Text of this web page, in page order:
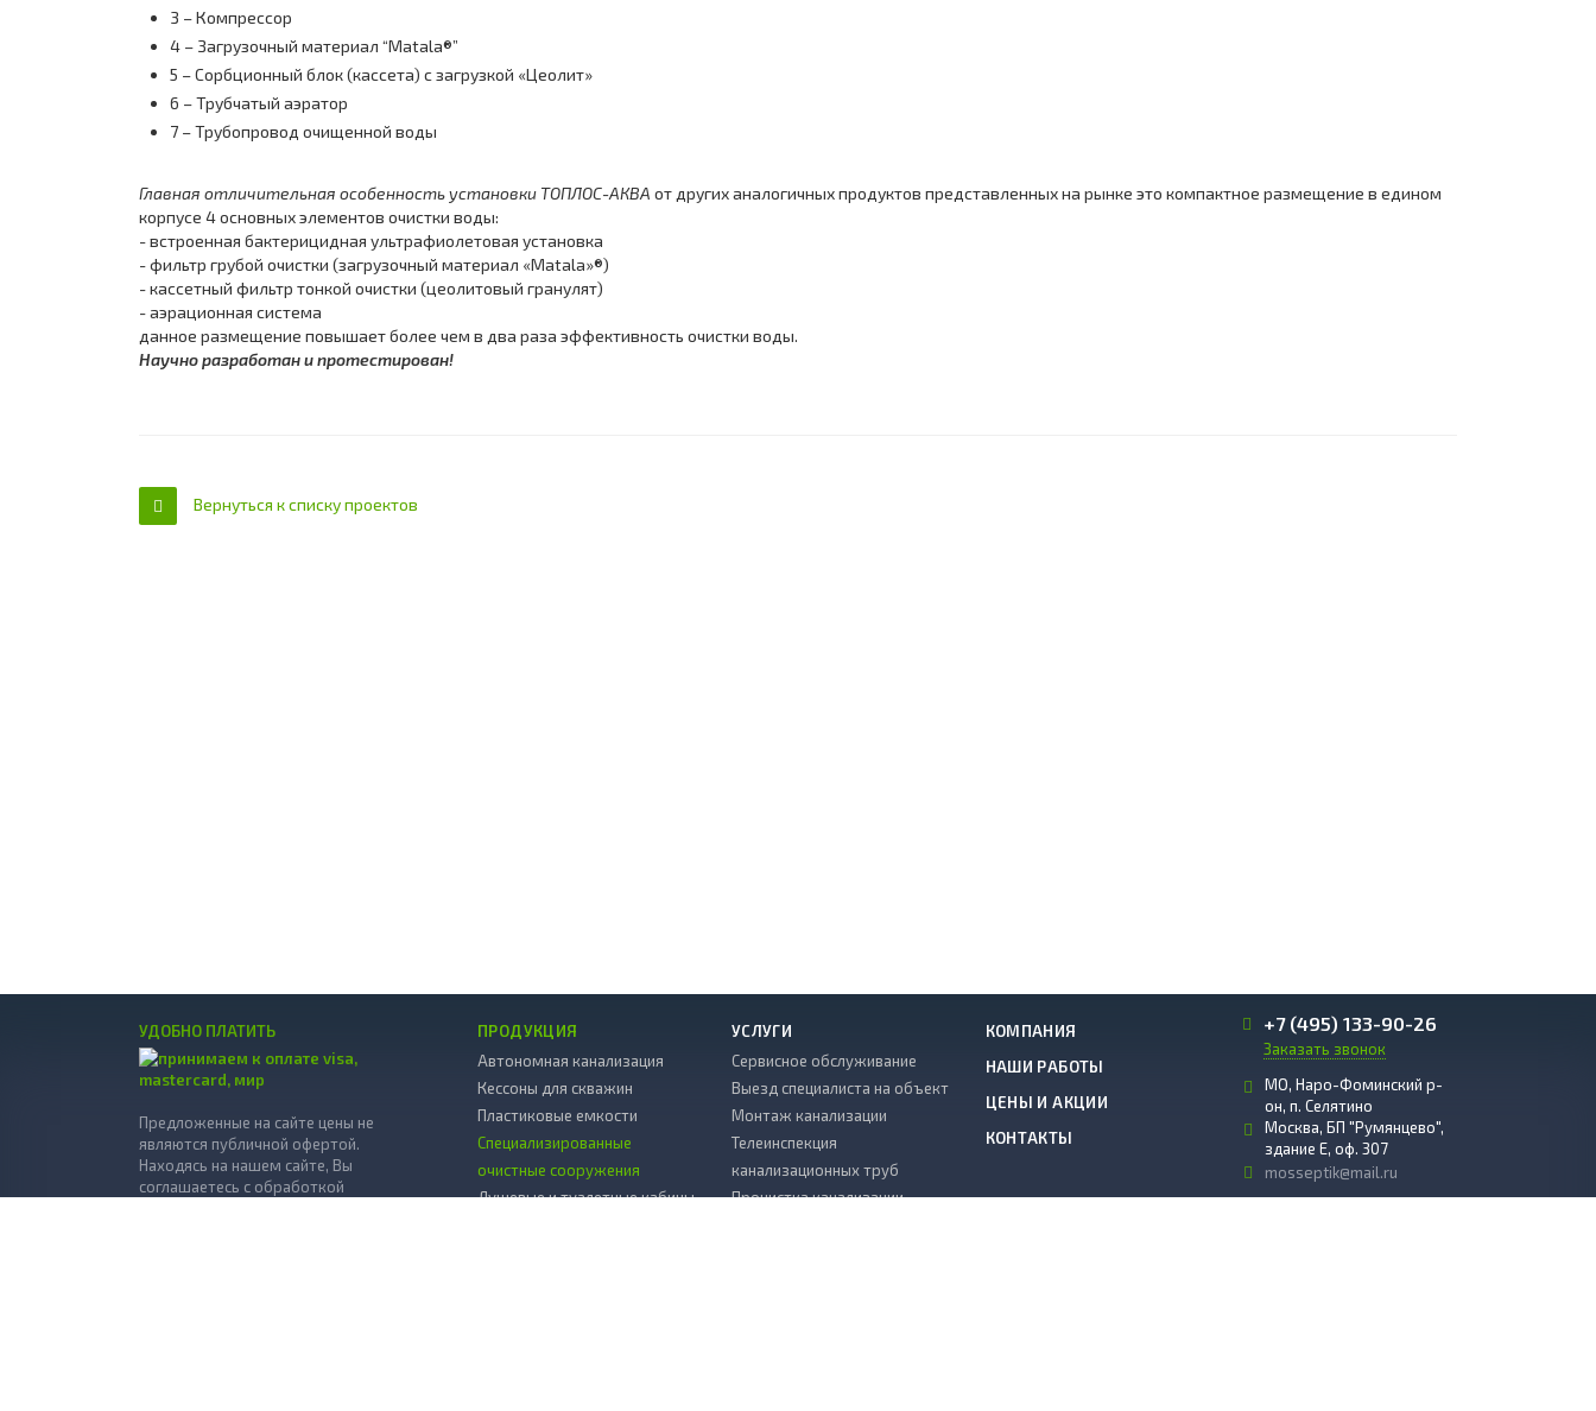
3 – Компрессор
4 – Загрузочный материал “Matala®”
5 – Сорбционный блок (кассета) с загрузкой «Цеолит»
6 – Трубчатый аэратор
7 – Трубопровод очищенной воды
Главная отличительная особенность установки ТОПЛОС-АКВА от других аналогичных продуктов представленных на рынке это компактное размещение в едином
корпусе 4 основных элементов очистки воды:
- встроенная бактерицидная ультрафиолетовая установка
- фильтр грубой очистки (загрузочный материал «Matala»®)
- кассетный фильтр тонкой очистки (цеолитовый гранулят)
- аэрационная система
данное размещение повышает более чем в два раза эффективность очистки воды.
Научно разработан и протестирован!
Вернуться к списку проектов
УДОБНО ПЛАТИТЬ
Предложенные на сайте цены не
являются публичной офертой.
Находясь на нашем сайте, Вы
соглашаетесь с обработкой
ПРОДУКЦИЯ
Автономная канализация
Кессоны для скважин
Пластиковые емкости
Специализированные
очистные сооружения
Душевые и туалетные кабины
УСЛУГИ
Сервисное обслуживание
Выезд специалиста на объект
Монтаж канализации
Телеинспекция
канализационных труб
Прочистка канализации
КОМПАНИЯ
НАШИ РАБОТЫ
ЦЕНЫ И АКЦИИ
КОНТАКТЫ
+7 (495) 133-90-26
Заказать звонок
МО, Наро-Фоминский р-
он, п. Селятино
Москва, БП "Румянцево",
здание E, оф. 307
mosseptik@mail.ru